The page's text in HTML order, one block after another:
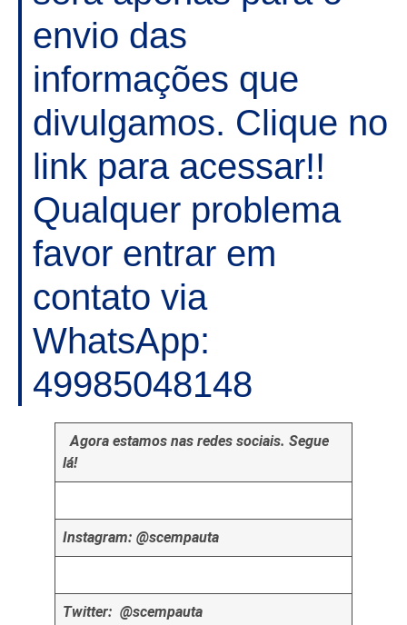
envio das
informações que
divulgamos. Clique no
link para acessar!!
Qualquer problema
favor entrar em
contato via
WhatsApp:
49985048148
Agora estamos nas redes sociais. Segue
lá!
Instagram: @scempauta
Twitter: @scempauta